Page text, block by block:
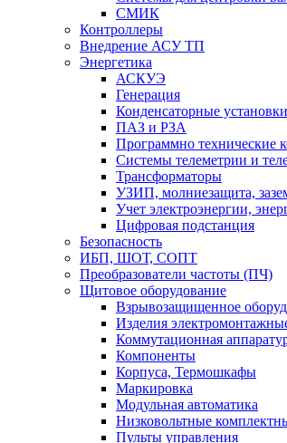
СМИК
Контроллеры
Внедрение АСУ ТП
Энергетика
АСКУЭ
Генерация
Конденсаторные
ПАЗ и РЗА
Программно технические
Системы телеметрии и
Трансформаторы
УЗИП, молниезащита,
Учет электроэнергии,
Цифровая подстанция
Безопасность
ИБП, ШОТ, СОПТ
Преобразователи частоты (ПЧ)
Щитовое оборудование
Взрывозащищенное
Изделия
Коммутационная
Компоненты
Корпуса, Термошкафы
Маркировка
Модульная автоматика
Низковольтные
Пульты управления